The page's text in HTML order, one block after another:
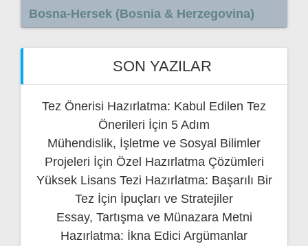
Bosna-Hersek (Bosnia & Herzegovina)
SON YAZILAR
Tez Önerisi Hazırlatma: Kabul Edilen Tez
Önerileri İçin 5 Adım
Mühendislik, İşletme ve Sosyal Bilimler
Projeleri İçin Özel Hazırlatma Çözümleri
Yüksek Lisans Tezi Hazırlatma: Başarılı Bir
Tez İçin İpuçları ve Stratejiler
Essay, Tartışma ve Münazara Metni
Hazırlatma: İkna Edici Argümanlar